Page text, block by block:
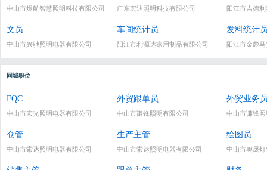
中山市煜航智慧照明科技有限公司 广东宏迪照明科技有限公司 阳江市吉德
文员
中山市兴驰照明电器有限公司
车间统计员
阳江市利源达家用制品有限公司
发料统计
阳江市金彪
同城职位
FQC
中山市宏光照明电器有限公司
外贸跟单员
中山市谦锋照明有限公司
外贸业务
中山市谦锋
仓管
中山市索达照明电器有限公司
生产主管
中山市索达照明电器有限公司
绘图员
中山市奥晟